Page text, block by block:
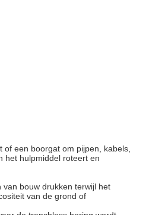
een boorgat om pijpen, kabels,
het hulpmiddel roteert en
bouw drukken terwijl het
van de grond of